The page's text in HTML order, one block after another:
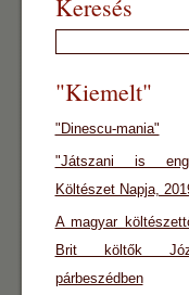
Keresés
"Kiemelt"
"Dinescu-mania"
"Játszani is
Költészet Napja,
A magyar
Brit költők
párbeszédben